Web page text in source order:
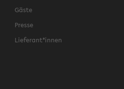
Gäste
Presse
Lieferant*innen